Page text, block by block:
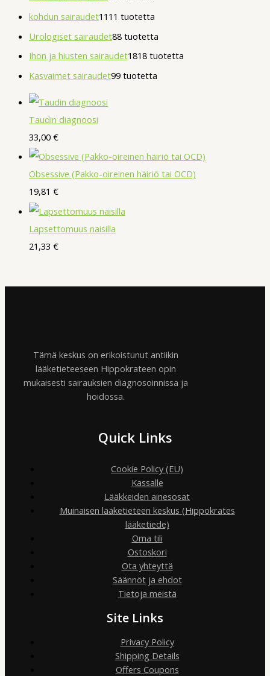
kohdun sairaudet11 11 tuotetta
Urologiset sairaudet88 tuotetta
Ihon ja hiusten sairaudet1818 tuotetta
Kasvaimet sairaudet99 tuotetta
Taudin diagnoosi
33,00 €
Obsessive (Pakko-oireinen häiriö tai OCD)
19,81 €
Lapsettomuus naisilla
21,33 €
Tämä keskus on erikoistunut antiikin
lääketieteeseen Hippokrateen opin
mukaisesti sairauksien diagnosoinnissa ja
hoidossa.
Quick Links
Cookie Policy (EU)
Kassalle
Lääkkeiden ainesosat
Muinaisen lääketieteen keskus (Hippokrates
lääketiede)
Oma tili
Ostoskori
Ota yhteyttä
Säännöt ja ehdot
Tietoja meistä
Site Links
Privacy Policy
Shipping Details
Offers Coupons